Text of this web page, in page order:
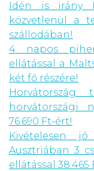
Idén is irány
közvetlenül a
szállodában!
4 napos
ellátással a
két fő részére!
horvátországi
76.690 Ft-ért!
Kivételesen
Ausztriában 3
ellátással 38.465